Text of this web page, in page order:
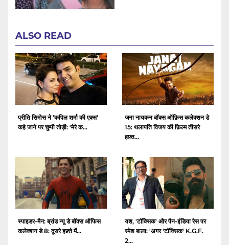
ALSO READ
प्रीति सिमोस ने 'कपिल शर्मा की एक्स'
कहे जाने पर चुप्पी तोड़ी: 'मेरे क...
जना नायकन बॉक्स ऑफ़िस कलेक्शन डे
15: थलापति विजय की फ़िल्म तीसरे
हफ़्त...
स्पाइडर-मैन: ब्रांड न्यू डे बॉक्स ऑफिस
कलेक्शन डे 8: दूसरे हफ़्ते में...
यश, 'टॉक्सिक' और पैन-इंडिया रेस पर
रमेश बाला: 'अगर 'टॉक्सिक' K.G.F.
2...